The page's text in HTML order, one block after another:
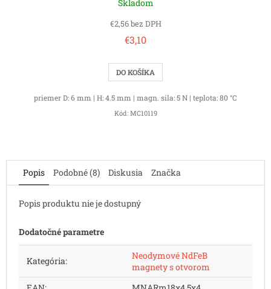
Skladom
€2,56 bez DPH
€3,10
DO KOŠÍKA
priemer D: 6 mm | H: 4.5 mm | magn. sila: 5 N | teplota: 80 °C
Kód: MC10119
Popis Podobné (8) Diskusia Značka
Popis produktu nie je dostupný
Dodatočné parametre
Kategória:
Neodymové NdFeB
magnety s otvorom